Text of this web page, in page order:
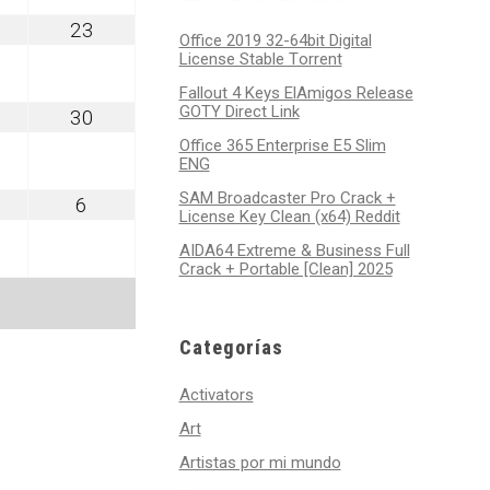
23
30
6 septiembre
Office 2019 32-64bit Digital
License Stable Tоrrеnt
Fallout 4 Keys ElAmigos Release
GOTY Direct Link
Office 365 Enterprise E5 Slim
ENG
SAM Broadcaster Pro Crack +
License Key Clean (x64) Reddit
AIDA64 Extreme & Business Full
Crack + Portable [Clean] 2025
Categorías
Activators
Art
Artistas por mi mundo